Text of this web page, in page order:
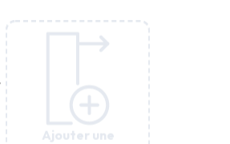
Ajouter une
Ajouter une
Ajouter une
Ajouter une
Ajouter une